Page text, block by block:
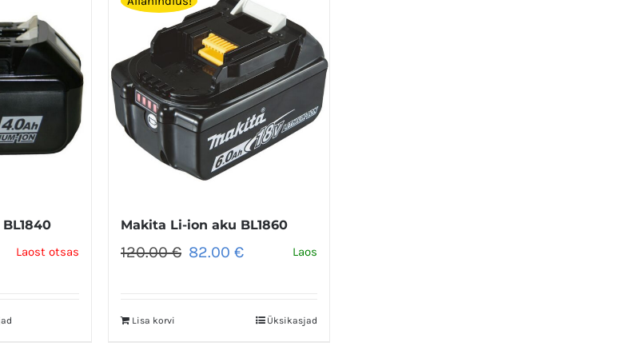
Laost otsas
Makita Li-ion aku BL1860
120.00€ Algne
82.00 €Praegune
82.00 €.
Laos
Lisa korvi Üksikasjad